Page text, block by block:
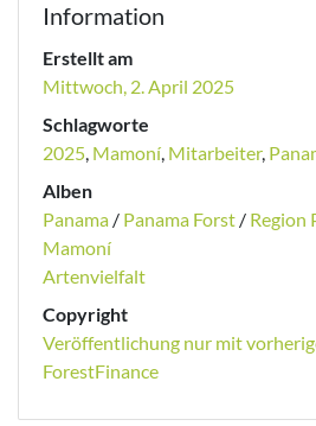
Information
Erstellt am
Mittwoch, 2. April 2025
Schlagworte
2025, Mamoní, Mitarbeiter,
Alben
Panama / Panama Forst / Region
Mamoní
Artenvielfalt
Copyright
Veröffentlichung nur mit
ForestFinance